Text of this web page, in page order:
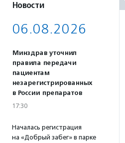
Новости
06.08.2026
Минздрав уточнил
правила передачи
пациентам
незарегистрированных
в России препаратов
17:30
Началась регистрация
на «Добрый забег» в парке